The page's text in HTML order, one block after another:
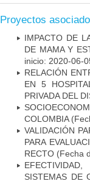
Proyectos
IMPACTO DE
DE MAMA Y
inicio: 2020-06-
RELACIÓN
EN 5
PRIVADA DEL
COLOMBIA
VALIDACIÓN
PARA
RECTO (Fecha
SISTEMAS DE